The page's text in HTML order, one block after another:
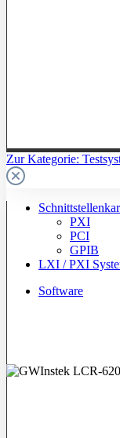
Zur Kategorie:
PXI
PCI
GPIB
LXI / PXI
Software